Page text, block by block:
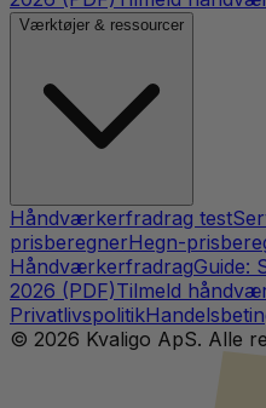
Værktøjer & ressourcer
Håndværkerfradrag test
prisberegnerHegn-
HåndværkerfradragGuide:
2026 (PDF)Tilmeld
Privatlivspolitik
© 2026 Kvaligo ApS. Alle